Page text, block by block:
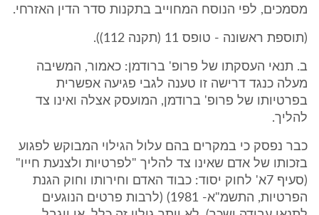
מסמכים, לפי הנוסח המחוייב בתקנות סדר הדין האזרחי.
(תוספת ראשונה - טופס 11 (תקנה 112)).
ב. תנאי העסקתו של פרופ' ברודמן: כאמור, המשיבה
מעלה כנגד דרישה זו טענה לגבי פגיעה אפשרית
בפרטיותו של פרופ' ברודמן, המועסק אצלה ואינו צד
להליך.
כבר נפסק כי במקרים בהם עלול הגילוי המבוקש לפגוע
בזכותו של אדם שאינו צד להליך "לפרטיות ולצנעת חייו"
(סעיף 7א' לחוק יסוד: כבוד האדם וחירותו וחוק הגנת
הפרטיות, התשמ"א- 1981) (לרבות פרטים הנוגעים